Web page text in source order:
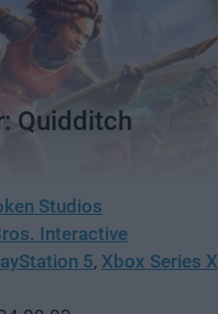
Quidditch
Studios
Interactive
5, Xbox Series X